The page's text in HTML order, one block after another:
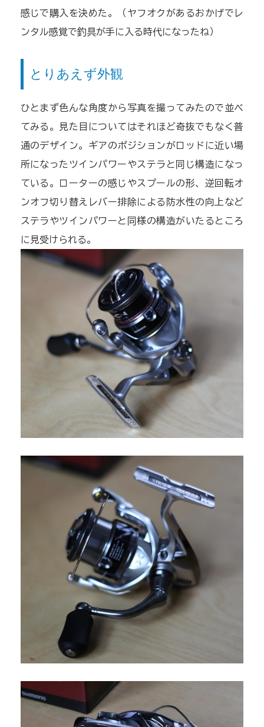
感じで購入を決めた。（ヤフオクがあるおかげでレ
ンタル感覚で釣具が手に入る時代になったね）
とりあえず外観
ひとまず色んな角度から写真を撮ってみたので並べ
てみる。見た目についてはそれほど奇抜でもなく普
通のデザイン。ギアのポジションがロッドに近い場
所になったツインパワーやステラと同じ構造になっ
ている。ローターの感じやスプールの形、逆回転オ
ンオフ切り替えレバー排除による防水性の向上など
ステラやツインパワーと同様の構造がいたるところ
に見受けられる。